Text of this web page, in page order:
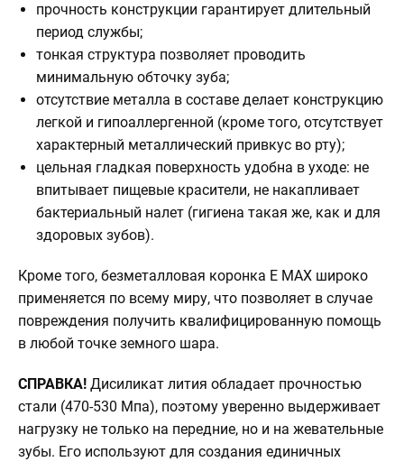
прочность конструкции гарантирует длительный
период службы;
тонкая структура позволяет проводить
минимальную обточку зуба;
отсутствие металла в составе делает конструкцию
легкой и гипоаллергенной (кроме того, отсутствует
характерный металлический привкус во рту);
цельная гладкая поверхность удобна в уходе: не
впитывает пищевые красители, не накапливает
бактериальный налет (гигиена такая же, как и для
здоровых зубов).
Кроме того, безметалловая коронка E MAX широко
применяется по всему миру, что позволяет в случае
повреждения получить квалифицированную помощь
в любой точке земного шара.
СПРАВКА! Дисиликат лития обладает прочностью
стали (470-530 Мпа), поэтому уверенно выдерживает
нагрузку не только на передние, но и на жевательные
зубы. Его используют для создания единичных